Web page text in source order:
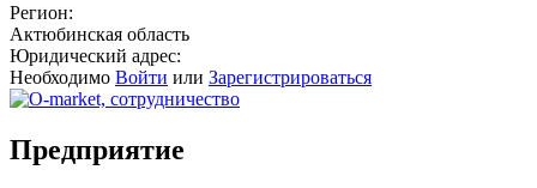
Регион:
Актюбинская область
Юридический адрес:
Необходимо Войти или Зарегистрироваться
Предприятие